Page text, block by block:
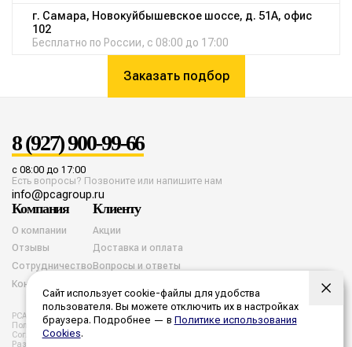
г. Самара, Новокуйбышевское шоссе, д. 51А, офис
102
Бесплатно по России, с 08:00 до 17:00
Заказать подбор
8 (927) 900-99-66
с 08:00 до 17:00
Есть вопросы? Позвоните или напишите нам
info@pcagroup.ru
Компания
О компании
Отзывы
Сотрудничество
Контакты
Клиенту
Акции
Доставка и оплата
Вопросы и ответы
PCA group. Все права защищены. 2026 год.
Политика конфиденциальностиСогласие на обработку cookies
Согласие на обработку персональных данных
Разработка и продвижение
Сайт использует cookie-файлы для удобства
пользователя. Вы можете отключить их в настройках
браузера. Подробнее — в Политике использования
Cookies.